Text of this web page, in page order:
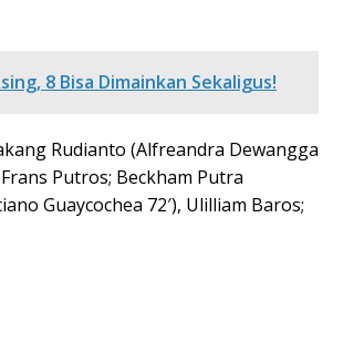
8 Bisa Dimainkan Sekaligus!
Rudianto (Alfreandra Dewangga
Putros; Beckham Putra
Guaycochea 72′), Ulilliam Baros;